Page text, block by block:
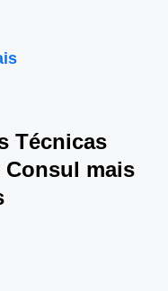
Técnicas
mais